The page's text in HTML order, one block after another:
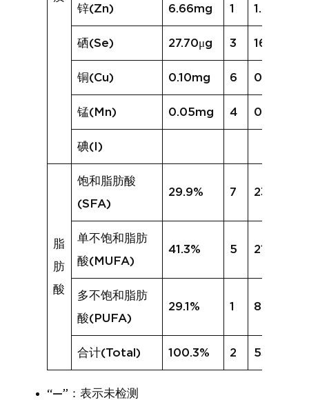
锌(Zn) 6.66mg 1 1.72mg
硒(Se) 27.70μg 3 16.77μg
铜(Cu) 0.10mg 6 0.14mg
锰(Mn) 0.05mg 4 0.03mg
碘(I)
脂
肪
酸
饱和脂肪酸
(SFA)
29.9% 7 23.3%
单不饱和脂肪
酸(MUFA)
41.3% 5 21.5%
多不饱和脂肪
酸(PUFA)
29.1% 1 8.2%
合计(Total) 100.3% 2 53.1%
“—”：表示未检测